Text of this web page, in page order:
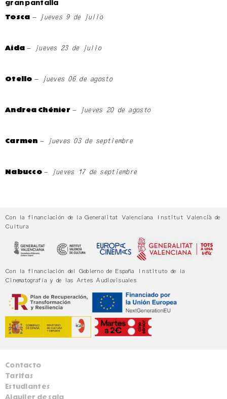
gran pantalla
Tosca – jueves 9 de julio
Aida – jueves 23 de julio
Otello – jueves 06 de agosto
Andrea Chénier – jueves 20 de agosto
Carmen – jueves 03 de septiembre
Nabucco – jueves 17 de septiembre
Con la financiación de la Generalitat Valenciana Institut Valencià de
Cultura
Con la financiación del Gobierno de España Instituto de la
Cinematografía y de las Artes Audiovisuales
Contacto
Tarifas
Estudiantes
Alquiler de sala